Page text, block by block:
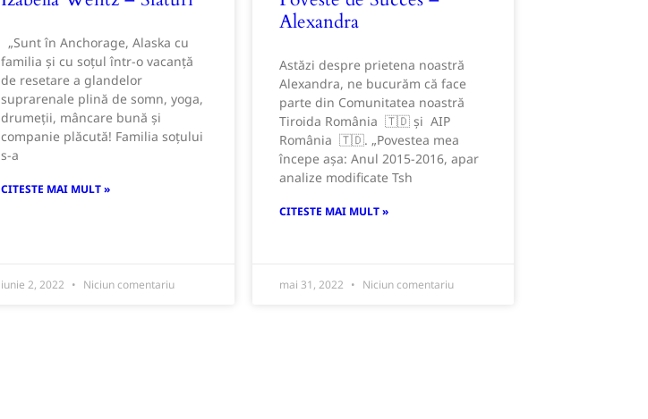
„Sunt în Anchorage, Alaska cu
familia și cu soțul într-o vacanță
de resetare a glandelor
suprarenale plină de somn, yoga,
drumeții, mâncare bună și
companie plăcută! Familia soțului
s-a
CITESTE MAI MULT »
iunie 2, 2022 Niciun comentariu
Alexandra
Astăzi despre prietena noastră
Alexandra, ne bucurăm că face
parte din Comunitatea noastră
Tiroida România 🇹🇩 și AIP
România 🇹🇩. „Povestea mea
începe așa: Anul 2015-2016, apar
analize modificate Tsh
CITESTE MAI MULT »
mai 31, 2022 Niciun comentariu